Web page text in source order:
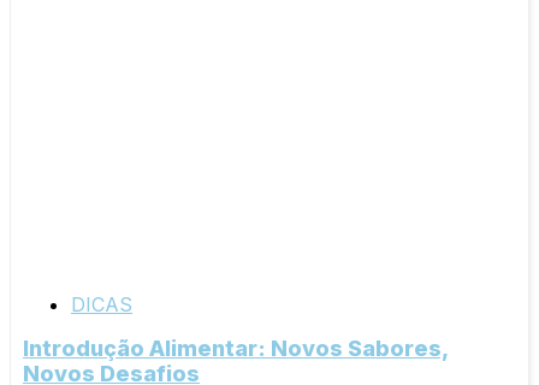
DICAS
Introdução Alimentar: Novos Sabores,
Novos Desafios